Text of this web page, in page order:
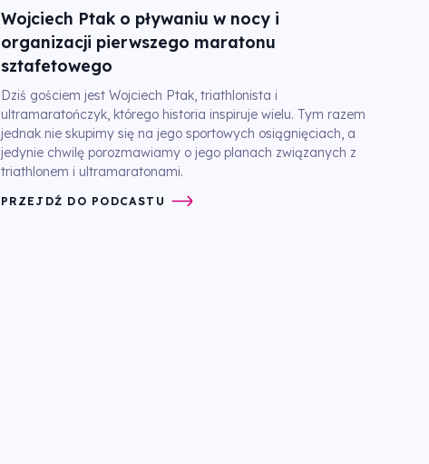
Wojciech Ptak o pływaniu w nocy i
organizacji pierwszego maratonu
sztafetowego
Dziś gościem jest Wojciech Ptak, triathlonista i
ultramaratończyk, którego historia inspiruje wielu. Tym razem
jednak nie skupimy się na jego sportowych osiągnięciach, a
jedynie chwilę porozmawiamy o jego planach związanych z
triathlonem i ultramaratonami.
PRZEJDŹ DO PODCASTU